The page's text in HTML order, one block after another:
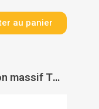
au panier
Pomme de douche fixe laiton massif TONIC JET - DELABIE